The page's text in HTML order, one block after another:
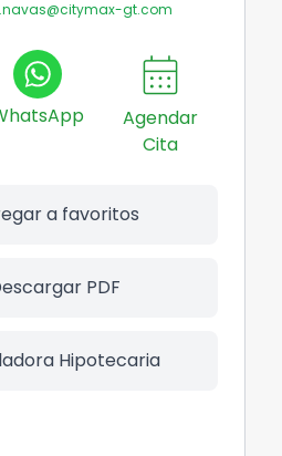
gt.com
calendar_month
Agendar
Cita
a favoritos
PDF
Hipotecaria